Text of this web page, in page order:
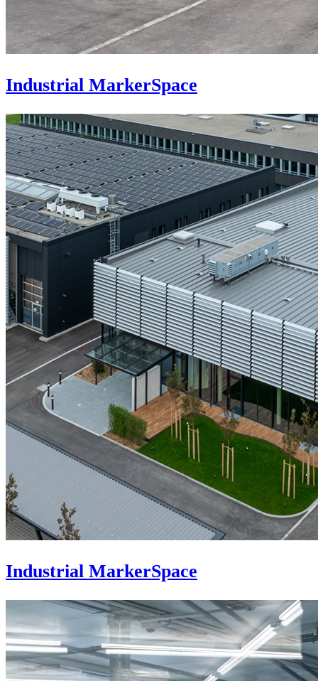
Industrial MarkerSpace
Industrial MarkerSpace